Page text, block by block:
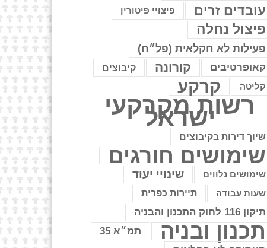
עובדים זרים פיצויי פיטורין
פיצול נחלה
פעילות לא חקלאית (פל״ח)
קאופרטיבים קורונה קיבוצים
קליטה קרקע
רשות מקרקעי
ישראל
שיוך דירות בקיבוצים
שימושים חורגים
שימושים נלווים שינויי יעוד
שעות עבודה תיירות כפרית
תיקון 116 לחוק התכנון והבניה
תכנון ובניה
תמ״א 35